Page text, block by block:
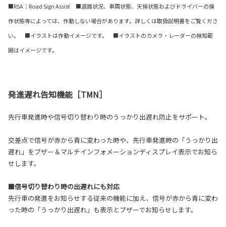
■RSA：Road Sign Assist ■道路状況、車両状態、天候状態およびドライバーの操
作状態等によっては、作動しない場合があります。詳しくは取扱説明書をご覧くださ
い。 ■イラストは作動イメージです。 ■イラストのカメラ・レーダーの検知範
囲はイメージです。
発進遅れ告知機能［TMN］
先行車発進時や信号切り替わり時のうっかり出遅れ防止をサポート。
交差点で信号が赤から青に変わった時や、先行車発進時の「うっかり出
遅れ」をブザー＆マルチインフォメーションディスプレイ表示でお知ら
せします。
■信号切り替わり時の出遅れにも対応
先行車の発進をお知らせする従来の機能に加え、信号が赤から青に変わ
った時の「うっかり出遅れ」も表示とブザーでお知らせします。